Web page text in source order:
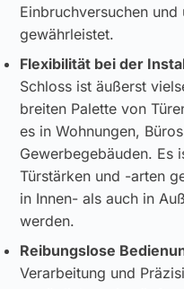
Einbruchversuchen
gewährleistet.
Flexibilität bei der
Schloss ist äußerst
breiten Palette von
es in Wohnungen,
Gewerbegebäuden. Es
Türstärken und -arten
in Innen- als auch in
werden.
Reibungslose
Verarbeitung und